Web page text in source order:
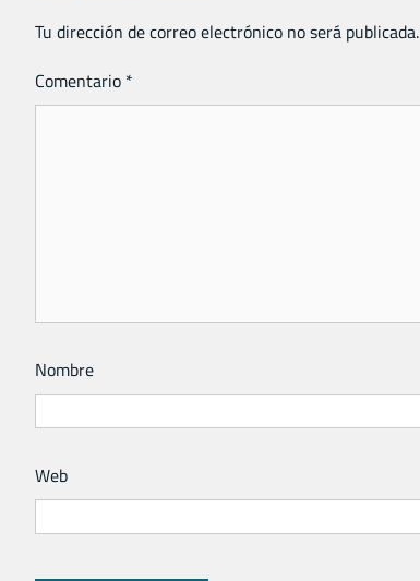
Tu dirección de correo electrónico no será publicada.
Comentario *
Nombre
Web